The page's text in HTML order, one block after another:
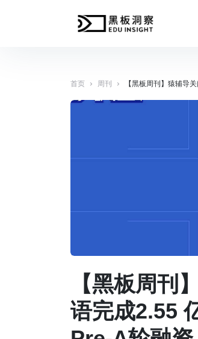
首页 › 周刊 › 【黑板周刊】猿辅导
【黑板周刊
语完成2.55